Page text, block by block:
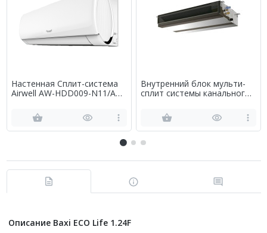
Настенная Сплит-система
Airwell AW-HDD009-N11/AW-
Внутренний блок мульти-
сплит системы канального
PEAD-M35 JAL
Описание Baxi ECO Life 1.24F